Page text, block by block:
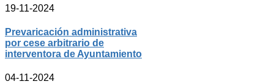
19-11-2024
Prevaricación administrativa
por cese arbitrario de
interventora de Ayuntamiento
04-11-2024